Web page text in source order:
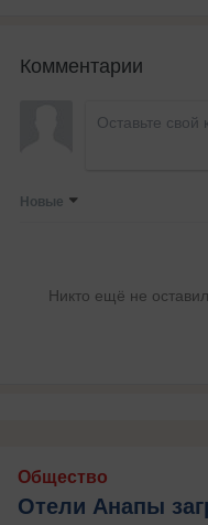
Комментарии
Новые
Никто ещё не
Общество
Отели Анапы